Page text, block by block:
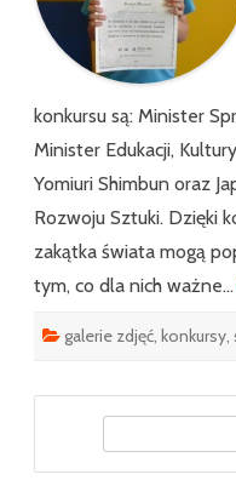
konkursu są: Minister
Minister Edukacji,
Yomiuri Shimbun oraz
Rozwoju Sztuki. Dzięki
zakątka świata mogą
tym, co dla nich ważne…
galerie zdjęć konkursy